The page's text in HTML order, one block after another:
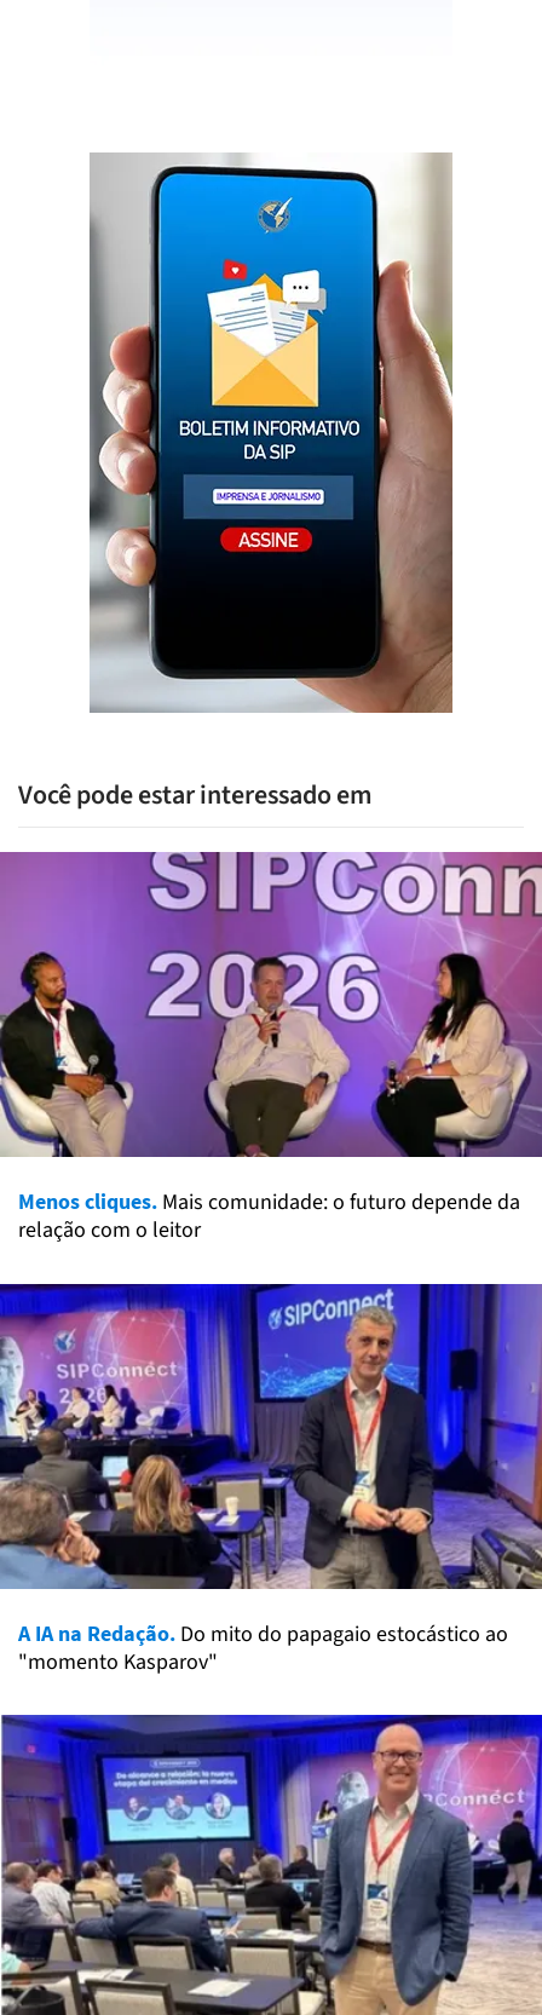
Você pode estar interessado em
Menos cliques. Mais comunidade: o futuro depende da
relação com o leitor
A IA na Redação. Do mito do papagaio estocástico ao
"momento Kasparov"